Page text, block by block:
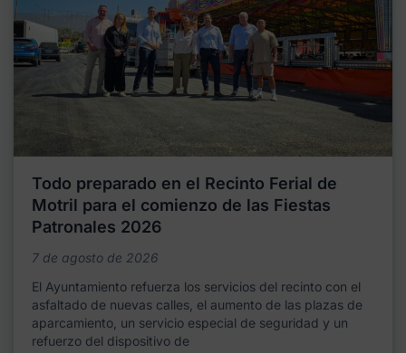
Todo preparado en el Recinto Ferial de
Motril para el comienzo de las Fiestas
Patronales 2026
7 de agosto de 2026
El Ayuntamiento refuerza los servicios del recinto con el
asfaltado de nuevas calles, el aumento de las plazas de
aparcamiento, un servicio especial de seguridad y un
refuerzo del dispositivo de